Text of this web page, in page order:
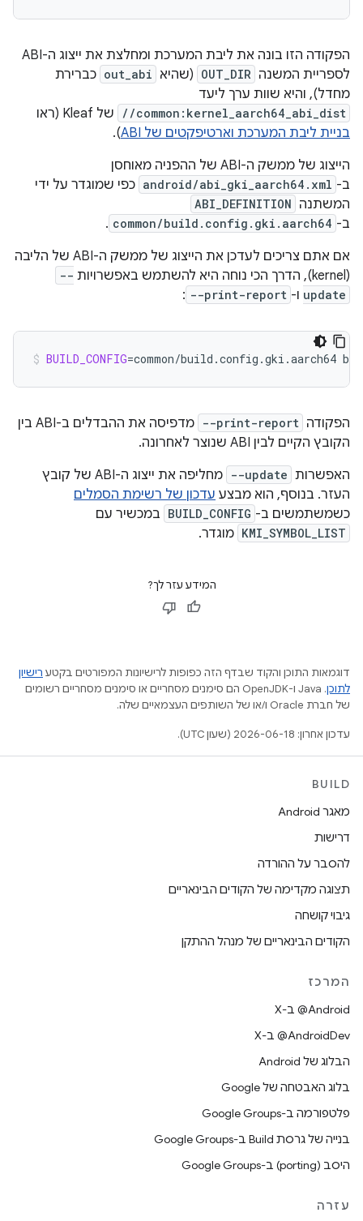
הפקודה הזו בונה את ליבת המערכת ומחלצת את ייצוג ה-ABI
לספריית המשנה OUT_DIR (שהיא out_abi כברירת
מחדל), והיא שוות ערך ליעד
//common:kernel_aarch64_abi_dist
של Kleaf (ראו
בניית ליבת המערכת וארטיפקטים של ABI
).
הייצוג של ממשק ה-ABI של ההפניה מאוחסן
ב- android/abi_gki_aarch64.xml כפי שמוגדר על ידי
המשתנה ABI_DEFINITION
ב- common/build.config.gki.aarch64
.
אם אתם צריכים לעדכן את הייצוג של ממשק ה-ABI של הליבה
(kernel), הדרך הכי נוחה היא להשתמש באפשרויות
--
update ו- --print-report
:
BUILD_CONFIG=common/build.config.gki.aarch64
הפקודה --print-report
מדפיסה את ההבדלים ב-ABI בין
הקובץ הקיים לבין ABI שנוצר לאחרונה.
האפשרות --update
מחליפה את ייצוג ה-ABI של קובץ
העזר. בנוסף, הוא מבצע עדכון של רשימת הסמלים
כשמשתמשים ב- BUILD_CONFIG במכשיר עם
KMI_SYMBOL_LIST מוגדר.
המידע עזר לך?
דוגמאות התוכן והקוד שבדף הזה כפופות לרישיונות המפורטים בקטע רישיון
לתוכן
.‏ Java ו-OpenJDK הם סימנים מסחריים או סימנים מסחריים רשומים
של חברת Oracle ו/או של השותפים העצמאיים שלה.
עדכון אחרון: 2026-06-18 (שעון UTC).
BUILD
מאגר Android
דרישות
להסבר על ההורדה
תצוגה מקדימה של הקודים הבינאריים
גיבוי קושחה
הקודים הבינאריים של מנהל ההתקן
המרכז
‫‎@Android ב-X
‫‎@AndroidDev ב-X
הבלוג של Android
בלוג האבטחה של Google
פלטפורמה ב-Google Groups
בנייה של גרסת Build ב-Google Groups
היסב (porting) ב-Google Groups
עזרה